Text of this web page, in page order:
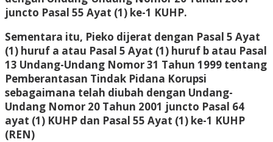
juncto Pasal 55 Ayat (1) ke-1 KUHP.
Sementara itu, Pieko dijerat dengan Pasal 5 Ayat
(1) huruf a atau Pasal 5 Ayat (1) huruf b atau Pasal
13 Undang-Undang Nomor 31 Tahun 1999 tentang
Pemberantasan Tindak Pidana Korupsi
sebagaimana telah diubah dengan Undang-
Undang Nomor 20 Tahun 2001 juncto Pasal 64
ayat (1) KUHP dan Pasal 55 Ayat (1) ke-1 KUHP
(REN)